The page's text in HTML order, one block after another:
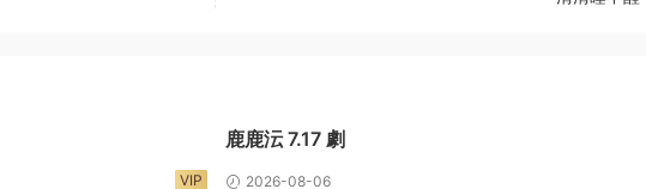
VIP
鹿鹿沄 7.17 劇
2026-08-06